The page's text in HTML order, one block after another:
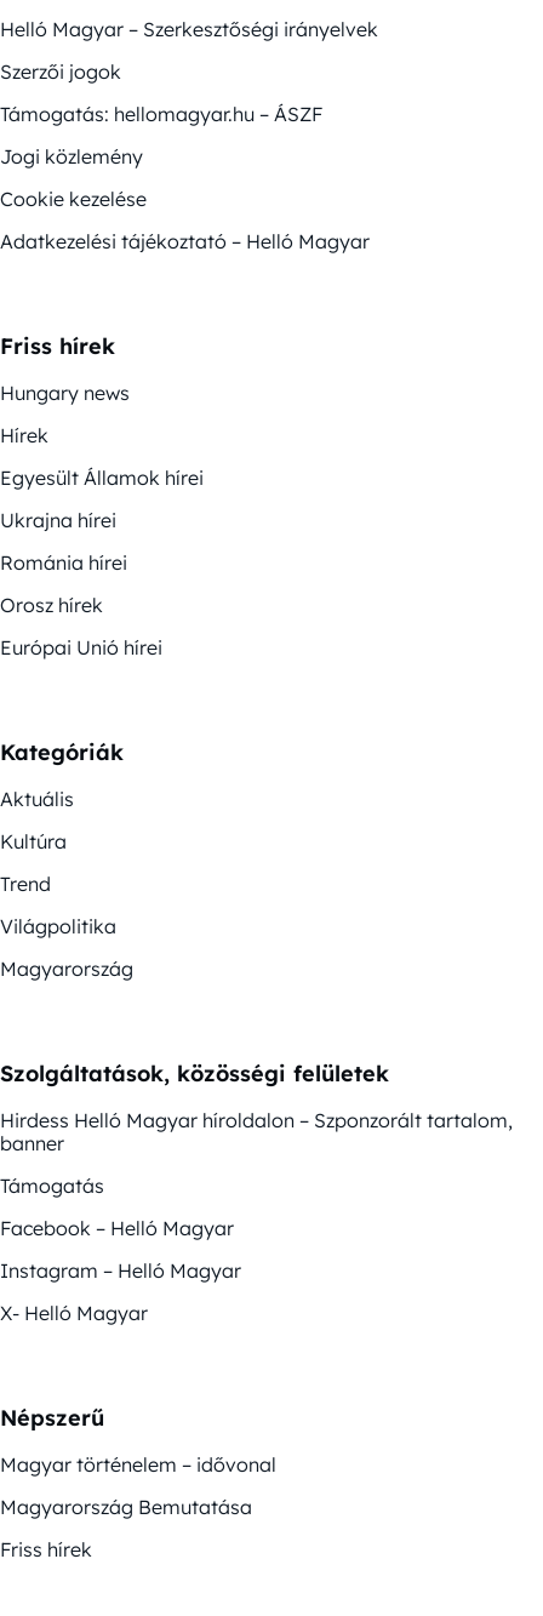
Helló Magyar – Szerkesztőségi irányelvek
Szerzői jogok
Támogatás: hellomagyar.hu – ÁSZF
Jogi közlemény
Cookie kezelése
Adatkezelési tájékoztató – Helló Magyar
Friss hírek
Hungary news
Hírek
Egyesült Államok hírei
Ukrajna hírei
Románia hírei
Orosz hírek
Európai Unió hírei
Kategóriák
Aktuális
Kultúra
Trend
Világpolitika
Magyarország
Szolgáltatások, közösségi felületek
Hirdess Helló Magyar híroldalon – Szponzorált tartalom,
banner
Támogatás
Facebook – Helló Magyar
Instagram – Helló Magyar
X- Helló Magyar
Népszerű
Magyar történelem – idővonal
Magyarország Bemutatása
Friss hírek